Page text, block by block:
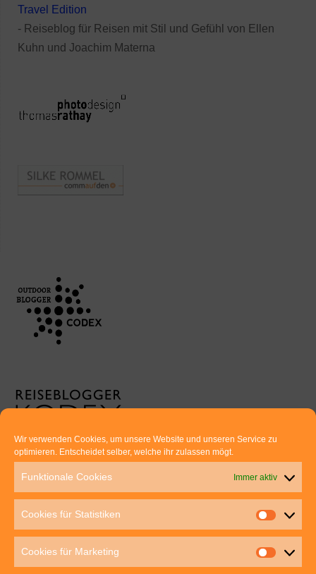
Wir verwenden Cookies, um unsere Website und unseren Service zu
optimieren. Entscheidet selber, welche ihr zulassen mögt.
Funktionale Cookies Immer aktiv
Cookies für Statistiken
Cookies für Marketing
Travel Edition
- Reiseblog für Reisen mit Stil und Gefühl von Ellen
Kuhn und Joachim Materna
Euer direkter Draht zu uns:
Thomas Rathay und Silke Rommel
70563 Stuttgart
post@outdoor-hochgenuss.de